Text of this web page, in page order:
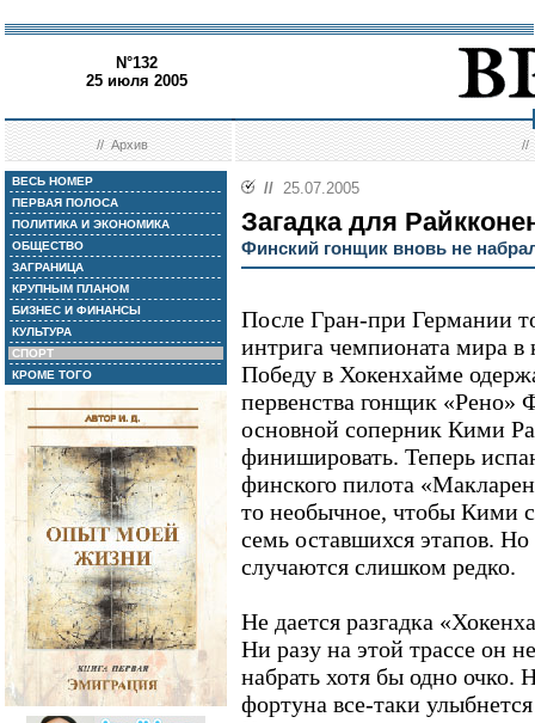
N°132
25 июля 2005
//Архив //
ВЕСЬ НОМЕР
ПЕРВАЯ ПОЛОСА
ПОЛИТИКА И ЭКОНОМИКА
ОБЩЕСТВО
ЗАГРАНИЦА
КРУПНЫМ ПЛАНОМ
БИЗНЕС И ФИНАНСЫ
КУЛЬТУРА
СПОРТ
КРОМЕ ТОГО
// 25.07.2005
Загадка для
Финский гонщик вновь не
После Гран-при Германии
интрига чемпионата мира
Победу в Хокенхайме
первенства гонщик «Рено»
основной соперник Кими
финишировать. Теперь
финского пилота
то необычное, чтобы Кими
семь оставшихся этапов.
случаются слишком редко.
Не дается разгадка
Ни разу на этой трассе он
набрать хотя бы одно очко.
фортуна все-таки